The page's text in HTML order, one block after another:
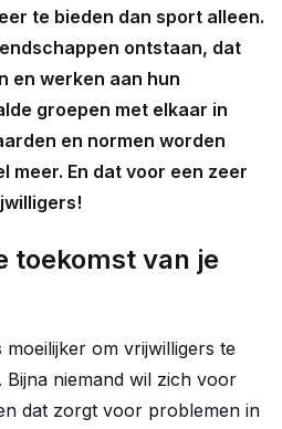
te bieden dan sport alleen.
ontstaan, dat
en werken aan hun
groepen met elkaar in
en normen worden
meer. En dat voor een zeer
toekomst van je
om vrijwilligers te
niemand wil zich voor
dat zorgt voor problemen in